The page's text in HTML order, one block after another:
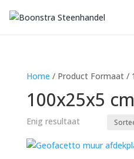
Home / Product Formaat /
100x25x5 cm
Enig resultaat